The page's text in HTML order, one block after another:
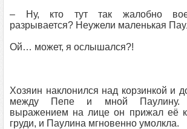
– Ну, кто тут так жалобно
разрывается? Неужели маленькая
Ой… может, я ослышался?!
Хозяин наклонился над корзинкой и
между Пепе и мной Паулину.
выражением на лице он прижал её
груди, и Паулина мгновенно умолкла.